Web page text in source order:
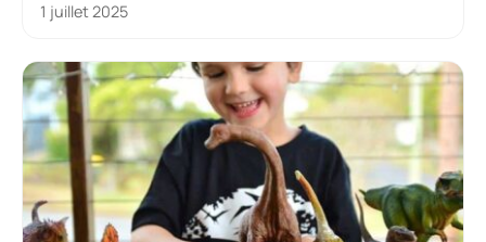
1 juillet 2025